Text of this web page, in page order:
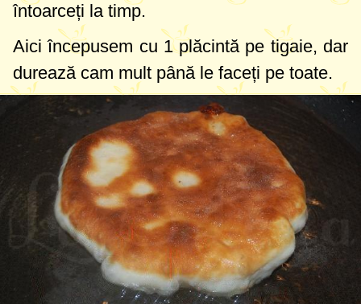
întoarceți la timp.
Aici începusem cu 1 plăcintă pe tigaie, dar
durează cam mult până le faceți pe toate.